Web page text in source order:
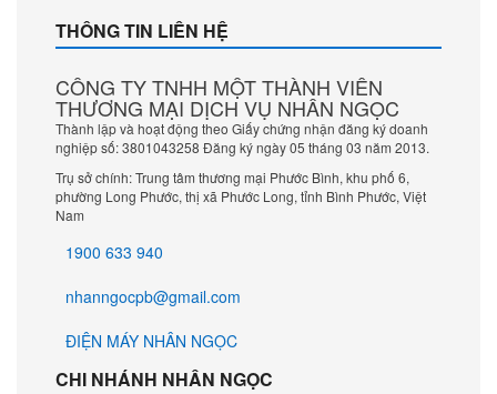
THÔNG TIN LIÊN HỆ
CÔNG TY TNHH MỘT THÀNH VIÊN
THƯƠNG MẠI DỊCH VỤ NHÂN NGỌC
Thành lập và hoạt động theo Giấy chứng nhận đăng ký doanh
nghiệp số: 3801043258 Đăng ký ngày 05 tháng 03 năm 2013.
Trụ sở chính: Trung tâm thương mại Phước Bình, khu phố 6,
phường Long Phước, thị xã Phước Long, tỉnh Bình Phước, Việt
Nam
1900 633 940
nhanngocpb@gmail.com
ĐIỆN MÁY NHÂN NGỌC
CHI NHÁNH NHÂN NGỌC